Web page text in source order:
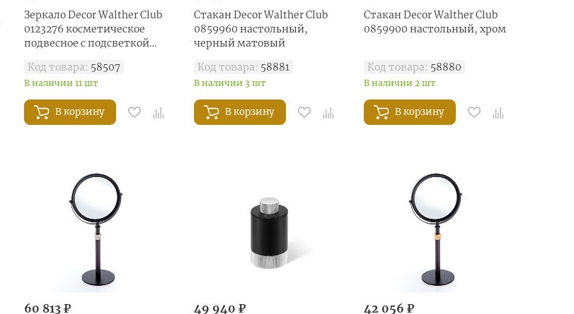
Зеркало Decor Walther Club
0123276 косметическое
подвесное с подсветкой
Код товара: 58507
В наличии 11 шт
В корзину
Стакан Decor Walther Club
0859960 настольный,
черный матовый
Код товара: 58881
В наличии 3 шт
В корзину
Стакан Decor Walther Club
0859900 настольный, хром
Код товара: 58880
В наличии 2 шт
В корзину
60 813 ₽ 49 940 ₽ 42 056 ₽